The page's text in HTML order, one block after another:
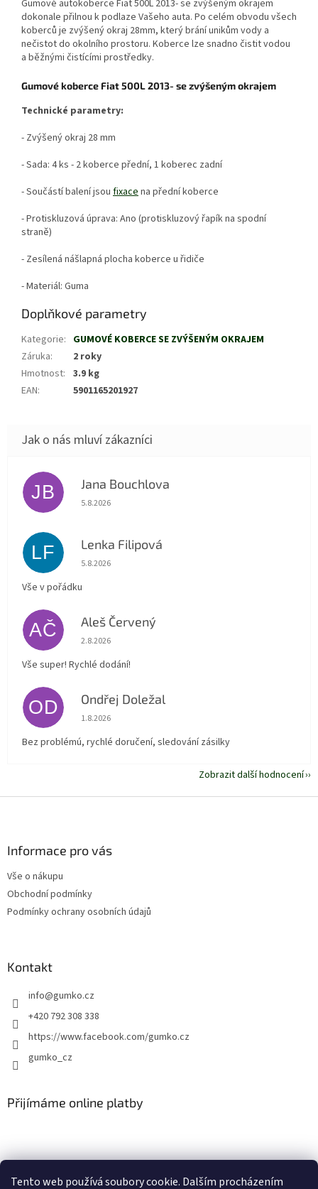
Tento web používá soubory cookie. Dalším procházením
Gumové autokoberce Fiat 500L 2013- se zvýšeným okrajem
dokonale přilnou k podlaze Vašeho auta. Po celém obvodu všech
koberců je zvýšený okraj 28mm, který brání unikům vody a
nečistot do okolního prostoru. Koberce lze snadno čistit vodou
a běžnými čistícími prostředky.
Gumové koberce Fiat 500L 2013- se zvýšeným okrajem
Technické parametry:
- Zvýšený okraj 28 mm
- Sada: 4 ks - 2 koberce přední, 1 koberec zadní
- Součástí balení jsou fixacena přední koberce
- Protiskluzová úprava: Ano (protiskluzový řapík na spodní
straně)
- Zesílená nášlapná plocha koberce u řidiče
- Materiál: Guma
Doplňkové parametry
Kategorie: GUMOVÉ KOBERCE SE ZVÝŠENÝM OKRAJEM
Záruka:
2 roky
Hmotnost: 3.9 kg
EAN: 5901165201927
JB Jana Bouchlova
Hodnocení obchodu je 5 z 5 hvězdiček.
5.8.2026
LF Lenka Filipová
Hodnocení obchodu je 5 z 5 hvězdiček.
5.8.2026
Vše v pořádku
AČ Aleš Červený
Hodnocení obchodu je 5 z 5 hvězdiček.
2.8.2026
Vše super! Rychlé dodání!
OD Ondřej Doležal
Hodnocení obchodu je 5 z 5 hvězdiček.
1.8.2026
Bez problémú, rychlé doručení, sledování zásilky
Zobrazit další hodnocení
Informace pro vás
Vše o nákupu
Obchodní podmínky
Podmínky ochrany osobních údajů
Kontakt
info@gumko.cz
+420 792 308 338
https://www.facebook.com/gumko.cz
gumko_cz
Přijímáme online platby